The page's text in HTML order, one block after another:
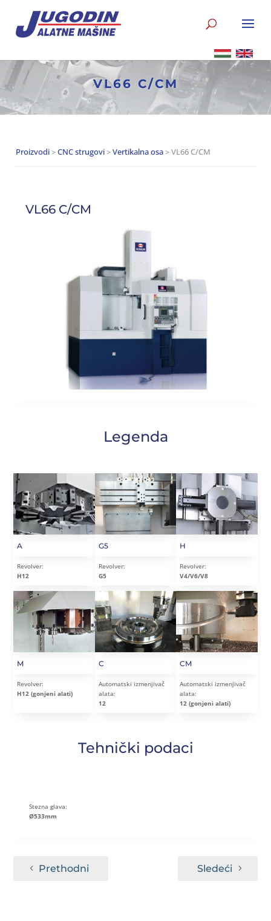
VL66 C/CM
Proizvodi>CNC strugovi>Vertikalna osa> VL66 C/CM
VL66 C/CM
Legenda
A
Revolver:
H12
G5
Revolver:
G5
H
Revolver:
V4/V6/V8
M
Revolver:
H12 (gonjeni alati)
C
Automatski izmenjivač
alata:
12
CM
Automatski izmenjivač
alata:
12 (gonjeni alati)
Tehnički podaci
Stezna glava:
Ø533mm
Prethodni Sledeći